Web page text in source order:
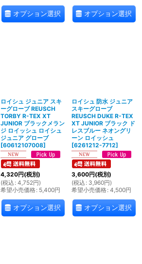
オプション選択 オプション選択
ロイシュ ジュニア スキ
ーグローブ REUSCH
TORBY R-TEX XT
JUNIOR ブラックメラン
ジ ロイッシュ ロイシュ
ジュニア グローブ
[60612107008]
4,320円(税別)
(税込 : 4,752円)
希望小売価格: 5,400円
オプション選択
ロイシュ 防水 ジュニア
スキーグローブ
REUSCH DUKE R-TEX
XT JUNIOR ブラック ド
レスブルー ネオングリ
ーン ロイッシュ
[6261212-7712]
3,600円(税別)
(税込 : 3,960円)
希望小売価格: 4,500円
オプション選択